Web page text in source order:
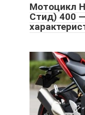
Мотоцикл
Стид) 400